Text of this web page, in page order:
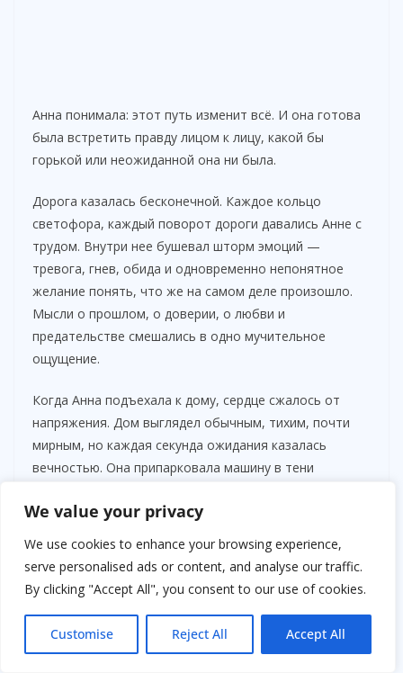
We value your privacy
We use cookies to enhance your browsing experience,
serve personalised ads or content, and analyse our traffic.
By clicking "Accept All", you consent to our use of cookies.
Customise Reject All Accept All
Анна понимала: этот путь изменит всё. И она готова
была встретить правду лицом к лицу, какой бы
горькой или неожиданной она ни была.
Дорога казалась бесконечной. Каждое кольцо
светофора, каждый поворот дороги давались Анне с
трудом. Внутри нее бушевал шторм эмоций —
тревога, гнев, обида и одновременно непонятное
желание понять, что же на самом деле произошло.
Мысли о прошлом, о доверии, о любви и
предательстве смешались в одно мучительное
ощущение.
Когда Анна подъехала к дому, сердце сжалось от
напряжения. Дом выглядел обычным, тихим, почти
мирным, но каждая секунда ожидания казалась
вечностью. Она припарковала машину в тени
собраться с силами.